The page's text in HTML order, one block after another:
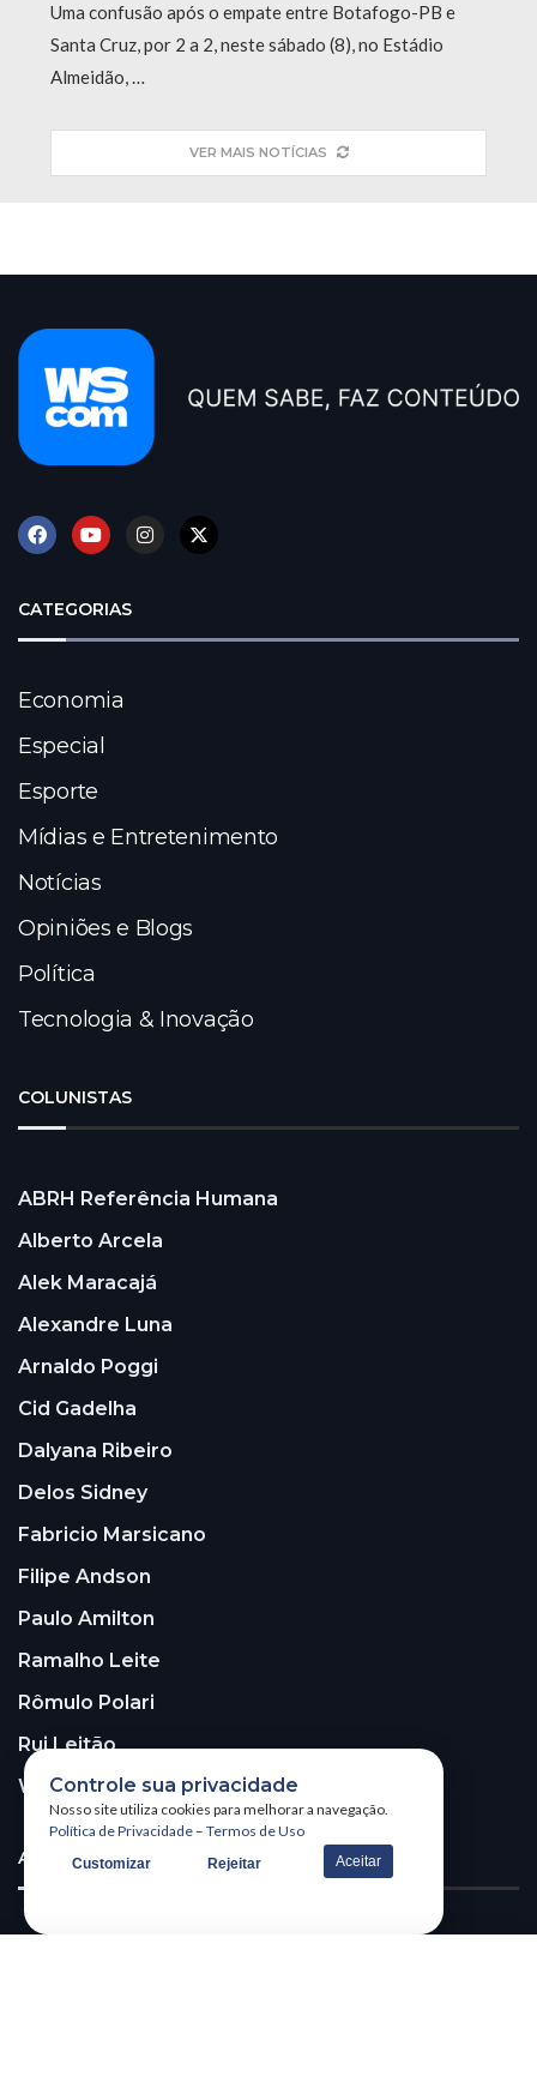
Uma confusão após o empate entre Botafogo-PB e
Santa Cruz, por 2 a 2, neste sábado (8), no Estádio
Almeidão, …
VER MAIS NOTÍCIAS
CATEGORIAS
Economia
Especial
Esporte
Mídias e Entretenimento
Notícias
Opiniões e Blogs
Política
Tecnologia & Inovação
COLUNISTAS
ABRH Referência Humana
Alberto Arcela
Alek Maracajá
Alexandre Luna
Arnaldo Poggi
Cid Gadelha
Dalyana Ribeiro
Delos Sidney
Fabricio Marsicano
Filipe Andson
Paulo Amilton
Ramalho Leite
Rômulo Polari
Rui Leitão
Walter Santos
ASSINE A NOSSA NEWSLETTER!
Controle sua privacidade
Nosso site utiliza cookies para melhorar a navegação.
Política de Privacidade – Termos de Uso
Customizar Rejeitar Aceitar